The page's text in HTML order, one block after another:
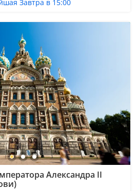
Завтра в 15:00
Александра II